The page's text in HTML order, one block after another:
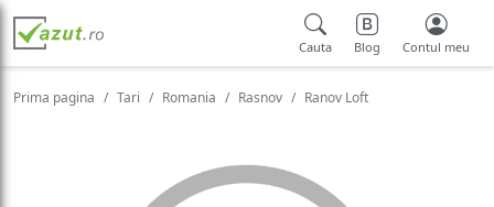
Cauta Blog Contul meu
Prima pagina Tari Romania Rasnov Ranov Loft